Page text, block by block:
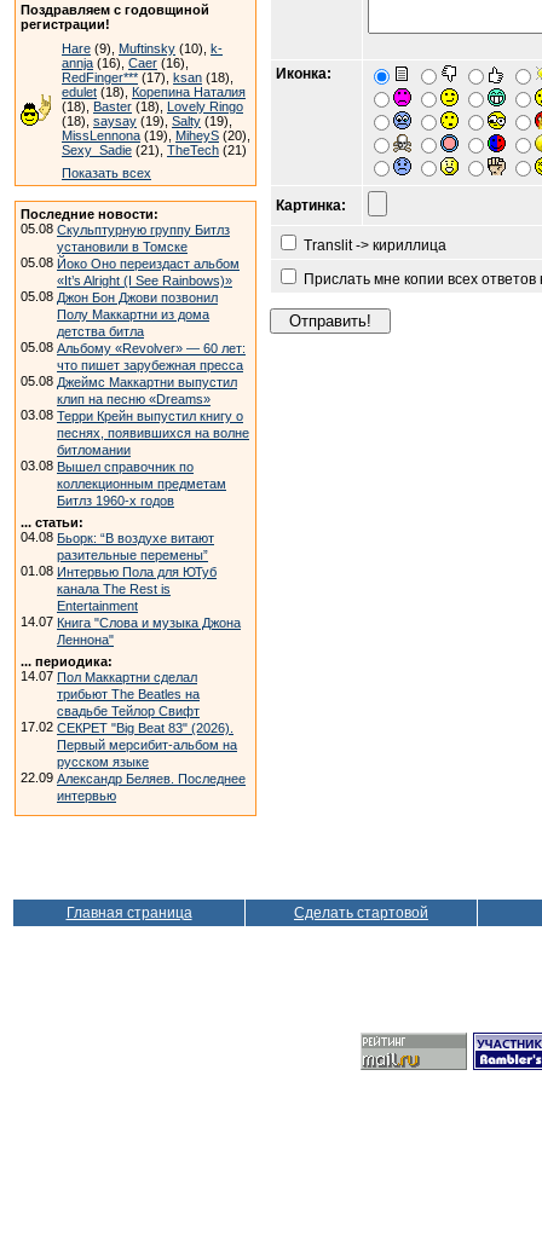
Поздравляем с годовщиной
регистрации!
Hare (9), Muftinsky (10), k-
annja (16), Caer (16),
RedFinger*** (17), ksan (18),
edulet (18), Корепина Наталия
(18), Baster (18), Lovely Ringo
(18), saysay (19), Salty (19),
MissLennona (19), MiheyS (20),
Sexy_Sadie (21), TheTech (21)
Показать всех
Последние новости:
05.08 Скульптурную группу Битлз
установили в Томске
05.08 Йоко Оно переиздаст альбом
«It’s Alright (I See Rainbows)»
05.08 Джон Бон Джови позвонил
Полу Маккартни из дома
детства битла
05.08 Альбому «Revolver» — 60 лет:
что пишет зарубежная пресса
05.08 Джеймс Маккартни выпустил
клип на песню «Dreams»
03.08 Терри Крейн выпустил книгу о
песнях, появившихся на волне
битломании
03.08 Вышел справочник по
коллекционным предметам
Битлз 1960-х годов
... статьи:
04.08 Бьорк: “В воздухе витают
разительные перемены”
01.08 Интервью Пола для ЮТуб
канала The Rest is
Entertainment
14.07 Книга "Слова и музыка Джона
Леннона"
... периодика:
14.07 Пол Маккартни сделал
трибьют The Beatles на
свадьбе Тейлор Свифт
17.02 СЕКРЕТ "Big Beat 83" (2026).
Первый мерсибит-альбом на
русском языке
22.09 Александр Беляев. Последнее
интервью
Иконка:
Картинка:
Translit -> кириллица
Прислать мне копии всех
Главная страница Сделать стартовой